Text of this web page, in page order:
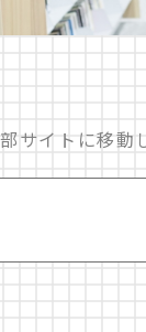
サイトに移動